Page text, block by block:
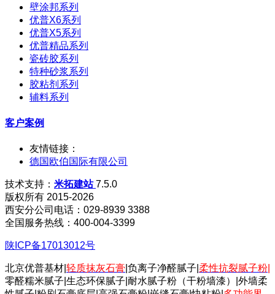
壁涂邦系列
优普X6系列
优普X5系列
优普精品系列
瓷砖胶系列
特种砂浆系列
胶粘剂系列
辅料系列
客户案例
友情链接：
德国欧伯国际有限公司
技术支持： 米拓建站7.5.0
版权所有 2015-2026
西安分公司电话：029-8939 3388
全国服务热线：400-004-3399
陕ICP备17013012号
北京优普基材| 轻质抹灰石膏 |负离子净醛腻子| 柔性抗裂腻子粉
零醛糯米腻子|生态环保腻子|耐水腻子粉（干粉墙漆）|外墙柔